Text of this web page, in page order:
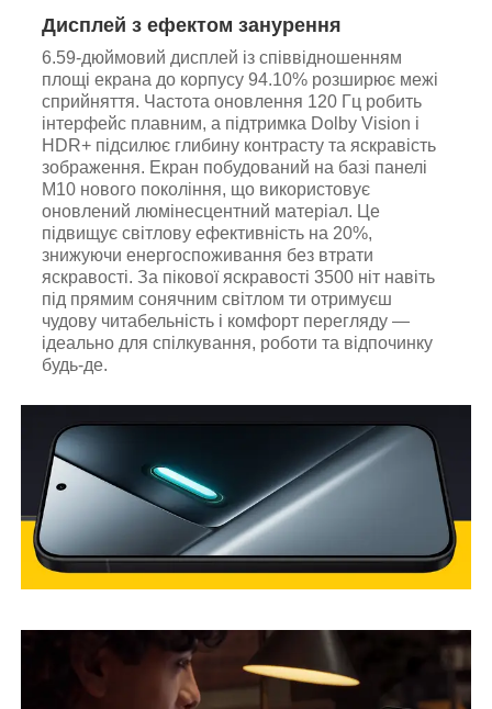
Дисплей з ефектом занурення
6.59-дюймовий дисплей із співвідношенням
площі екрана до корпусу 94.10% розширює межі
сприйняття. Частота оновлення 120 Гц робить
інтерфейс плавним, а підтримка Dolby Vision і
HDR+ підсилює глибину контрасту та яскравість
зображення. Екран побудований на базі панелі
M10 нового покоління, що використовує
оновлений люмінесцентний матеріал. Це
підвищує світлову ефективність на 20%,
знижуючи енергоспоживання без втрати
яскравості. За пікової яскравості 3500 ніт навіть
під прямим сонячним світлом ти отримуєш
чудову читабельність і комфорт перегляду —
ідеально для спілкування, роботи та відпочинку
будь-де.